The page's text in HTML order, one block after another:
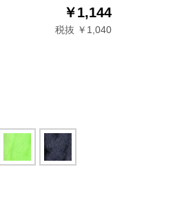
￥1,144
税抜 ￥1,040